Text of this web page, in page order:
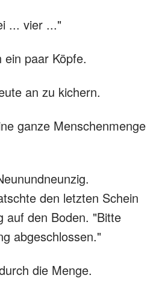
... vier ..."
paar Köpfe.
an zu kichern.
ganze Menschenmenge
den letzten Schein
auf den Boden. "Bitte
abgeschlossen."
die Menge.